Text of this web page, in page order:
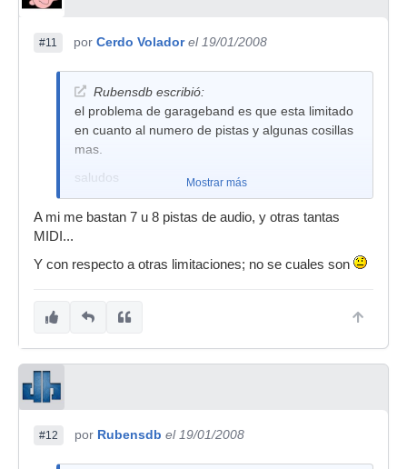
#11 por Cerdo Volador el 19/01/2008
Rubensdb escribió:
el problema de garageband es que esta limitado
en cuanto al numero de pistas y algunas cosillas
mas.
saludos
Mostrar más
A mi me bastan 7 u 8 pistas de audio, y otras tantas
MIDI...
Y con respecto a otras limitaciones; no se cuales son
#12 por Rubensdb el 19/01/2008